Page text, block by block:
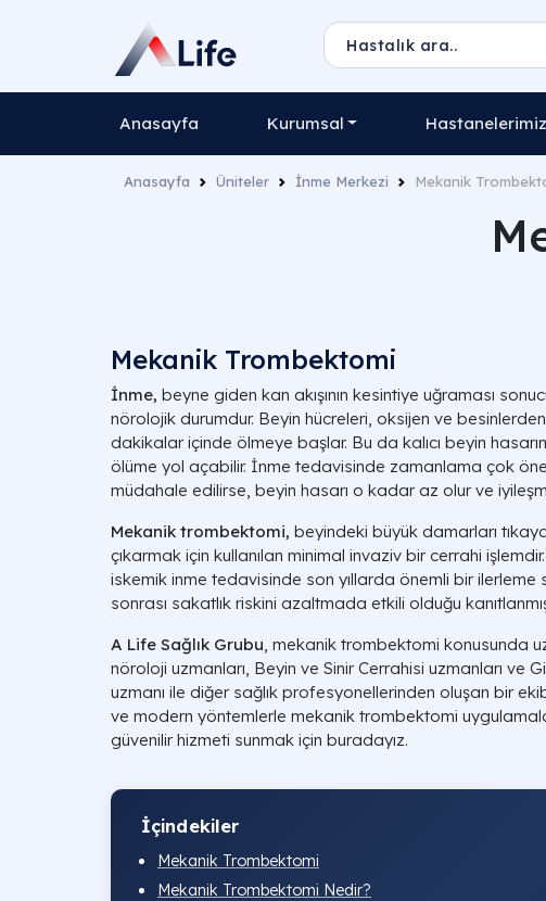
Anasayfa Kurumsal Hastanelerimiz
Anasayfa Üniteler İnme Merkezi Mekanik
Mekanik Trombektomi
İnme, beyne giden kan akışının kesintiye uğraması
nörolojik durumdur. Beyin hücreleri, oksijen ve
dakikalar içinde ölmeye başlar. Bu da kalıcı beyin
ölüme yol açabilir. İnme tedavisinde zamanlama çok
müdahale edilirse, beyin hasarı o kadar az olur ve
Mekanik trombektomi, beyindeki büyük damarları
çıkarmak için kullanılan minimal invaziv bir cerrahi
iskemik inme tedavisinde son yıllarda önemli bir ilerleme
sonrası sakatlık riskini azaltmada etkili olduğu
A Life Sağlık Grubu, mekanik trombektomi konusunda
nöroloji uzmanları, Beyin ve Sinir Cerrahisi uzmanları ve
uzmanı ile diğer sağlık profesyonellerinden oluşan bir
ve modern yöntemlerle mekanik trombektomi
güvenilir hizmeti sunmak için buradayız.
İçindekiler
Mekanik Trombektomi
Mekanik Trombektomi Nedir?